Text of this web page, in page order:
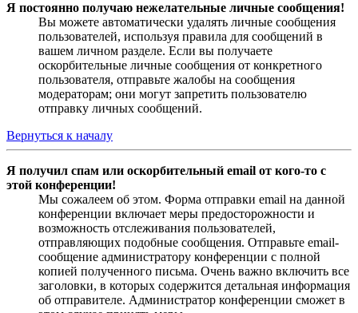
Я постоянно получаю нежелательные личные сообщения!
Вы можете автоматически удалять личные сообщения
пользователей, используя правила для сообщений в
вашем личном разделе. Если вы получаете
оскорбительные личные сообщения от конкретного
пользователя, отправьте жалобы на сообщения
модераторам; они могут запретить пользователю
отправку личных сообщений.
Вернуться к началу
Я получил спам или оскорбительный email от кого-то с
этой конференции!
Мы сожалеем об этом. Форма отправки email на данной
конференции включает меры предосторожности и
возможность отслеживания пользователей,
отправляющих подобные сообщения. Отправьте email-
сообщение администратору конференции с полной
копией полученного письма. Очень важно включить все
заголовки, в которых содержится детальная информация
об отправителе. Администратор конференции сможет в